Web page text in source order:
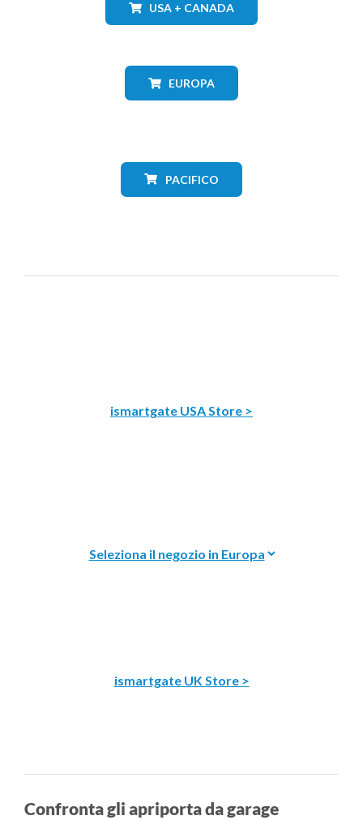
USA + CANADA
EUROPA
PACIFICO
ismartgate USA Store >
ismartgate UK Store >
Confronta gli apriporta da garage